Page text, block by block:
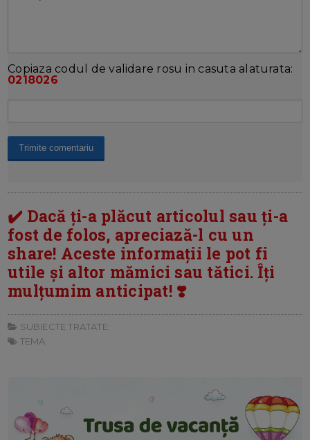
Copiaza codul de validare rosu in casuta alaturata:
0218026
✔️ Dacă ți-a plăcut articolul sau ți-a
fost de folos, apreciază-l cu un
share! Aceste informații le pot fi
utile și altor mămici sau tătici. Îți
mulțumim anticipat! ❣️
SUBIECTE TRATATE:
TEMA: